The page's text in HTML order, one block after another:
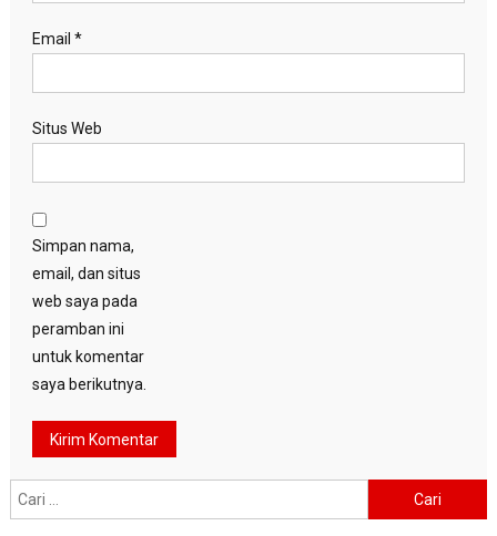
Email *
Situs Web
Simpan nama,
email, dan situs
web saya pada
peramban ini
untuk komentar
saya berikutnya.
untuk: